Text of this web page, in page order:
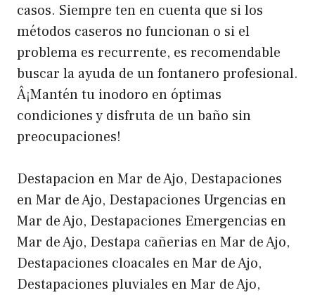
casos. Siempre ten en cuenta que si los
métodos caseros no funcionan o si el
problema es recurrente, es recomendable
buscar la ayuda de un fontanero profesional.
Â¡Mantén tu inodoro en óptimas
condiciones y disfruta de un baño sin
preocupaciones!
Destapacion en Mar de Ajo, Destapaciones
en Mar de Ajo, Destapaciones Urgencias en
Mar de Ajo, Destapaciones Emergencias en
Mar de Ajo, Destapa cañerias en Mar de Ajo,
Destapaciones cloacales en Mar de Ajo,
Destapaciones pluviales en Mar de Ajo,